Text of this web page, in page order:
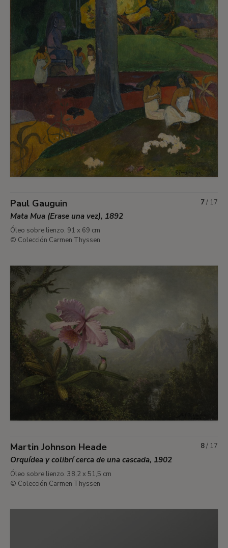
Paul Gauguin
Mata Mua (Erase una vez), 1892
Óleo sobre lienzo. 91 x 69 cm
© Colección Carmen Thyssen
7/ 17
Martin Johnson Heade
Orquídea y colibrí cerca de una cascada, 1902
Óleo sobre lienzo. 38,2 x 51,5 cm
© Colección Carmen Thyssen
8/ 17